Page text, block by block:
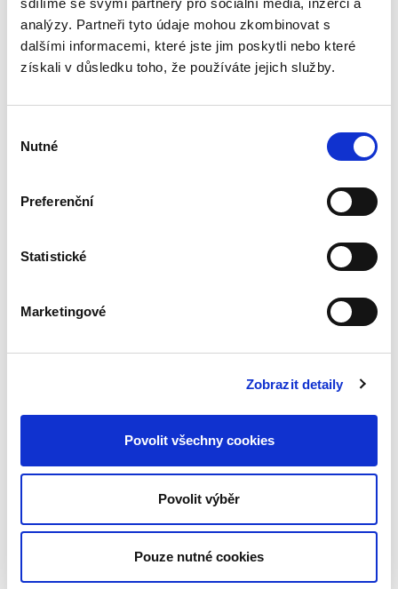
sdílíme se svými partnery pro sociální média, inzerci a
analýzy. Partneři tyto údaje mohou zkombinovat s
dalšími informacemi, které jste jim poskytli nebo které
získali v důsledku toho, že používáte jejich služby.
souhlasu
Nutné
Preferenční
Statistické
Marketingové
Zobrazit detaily
Povolit všechny cookies
Povolit výběr
Pouze nutné cookies
Zákon o veřejných
dražbách.
Zdeňka
690,00 Kč
prvním komentářem a první publikací vůbec,
která se komplexně věnuje novému zákonu o
vstoupil v účinnost v roce...
Nástroje dluhového
financování
podniků z pohledu
daňového práva
Radek Halíček